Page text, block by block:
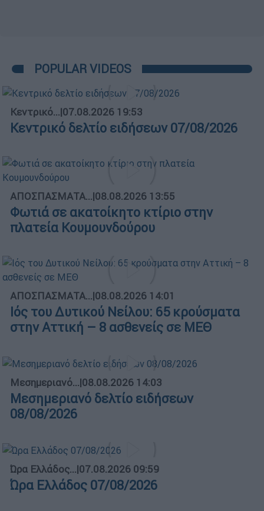
POPULAR VIDEOS
Κεντρικό...|07.08.2026 19:53
Κεντρικό δελτίο ειδήσεων 07/08/2026
ΑΠΟΣΠΑΣΜΑΤΑ...|08.08.2026 13:55
Φωτιά σε ακατοίκητο κτίριο στην
πλατεία Κουμουνδούρου
ΑΠΟΣΠΑΣΜΑΤΑ...|08.08.2026 14:01
Ιός του Δυτικού Νείλου: 65 κρούσματα
στην Αττική – 8 ασθενείς σε ΜΕΘ
Μεσημεριανό...|08.08.2026 14:03
Μεσημεριανό δελτίο ειδήσεων
08/08/2026
Ώρα Ελλάδος...|07.08.2026 09:59
Ώρα Ελλάδος 07/08/2026